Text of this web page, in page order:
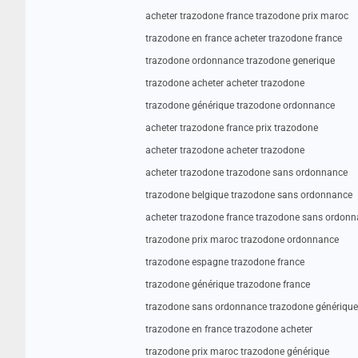
acheter trazodone france trazodone prix maroc
trazodone en france acheter trazodone france
trazodone ordonnance trazodone generique
trazodone acheter acheter trazodone
trazodone générique trazodone ordonnance
acheter trazodone france prix trazodone
acheter trazodone acheter trazodone
acheter trazodone trazodone sans ordonnance
trazodone belgique trazodone sans ordonnance
acheter trazodone france trazodone sans
trazodone prix maroc trazodone ordonnance
trazodone espagne trazodone france
trazodone générique trazodone france
trazodone sans ordonnance trazodone générique
trazodone en france trazodone acheter
trazodone prix maroc trazodone générique